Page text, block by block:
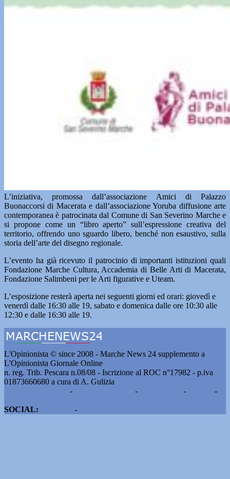
L’iniziativa, promossa dall’associazione Amici di Palazzo
Buonaccorsi di Macerata e dall’associazione Yoruba diffusione arte
contemporanea è patrocinata dal Comune di San Severino Marche e
si propone come un “libro aperto” sull’espressione creativa del
territorio, offrendo uno sguardo libero, benché non esaustivo, sulla
storia dell’arte del disegno regionale.
L’evento ha già ricevuto il patrocinio di importanti istituzioni quali
Fondazione Marche Cultura, Accademia di Belle Arti di Macerata,
Fondazione Salimbeni per le Arti figurative e Uteam.
L’esposizione resterà aperta nei seguenti giorni ed orari: giovedì e
venerdì dalle 16:30 alle 19, sabato e domenica dalle ore 10:30 alle
12:30 e dalle 16:30 alle 19.
L'Opinionista © since 2008 - Marche News 24 supplemento a
L'Opinionista Giornale Online
n. reg. Trib. Pescara n.08/08 - Iscrizione al ROC n°17982 - p.iva
01873660680 a cura di A. Gulizia
- - -
-
SOCIAL:
-